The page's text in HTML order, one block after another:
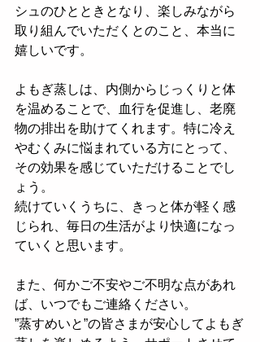
シュのひとときとなり、楽しみながら
取り組んでいただくとのこと、本当に
嬉しいです。
よもぎ蒸しは、内側からじっくりと体
を温めることで、血行を促進し、老廃
物の排出を助けてくれます。特に冷え
やむくみに悩まれている方にとって、
その効果を感じていただけることでし
ょう。
続けていくうちに、きっと体が軽く感
じられ、毎日の生活がより快適になっ
ていくと思います。
また、何かご不安やご不明な点があれ
ば、いつでもご連絡ください。
”蒸すめいと”の皆さまが安心してよもぎ